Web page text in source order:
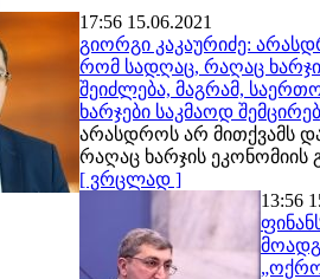
17:56 15.06.2021
გიორგი კაკაურიძე:
რომ სადღაც, რაღაც
შეიძლება, მაგრამ,
ხარჯები საკმაოდ
არასდროს არ მითქვამს
რაღაც ხარჯის ეკონომიის
[ ვრცლად ]
13:56